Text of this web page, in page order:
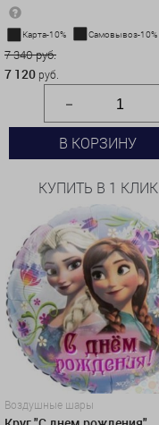
Карта-10% Самовывоз-10%
7 340 руб.
7 120 руб.
В КОРЗИНУ
КУПИТЬ В 1 КЛИК
Воздушные шары